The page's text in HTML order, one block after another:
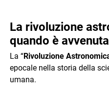
La rivoluzione
quando è avvenuta
La “Rivoluzione
epocale nella storia della
umana.